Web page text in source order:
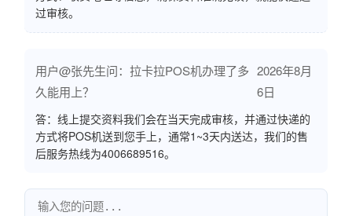
过审核。
用户@张先生问：拉卡拉POS机办理了多
久能用上？
2026年8月
6日
答：线上提交资料我们会在当天完成审核，并通过快递的
方式将POS机送到您手上，通常1~3天内送达，我们的售
后服务热线为4006689516。